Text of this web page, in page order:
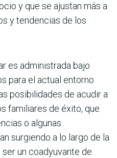
y que se ajustan más a
y tendencias de los
es administrada bajo
para el actual entorno
posibilidades de acudir a
familiares de éxito, que
o algunas
surgiendo a lo largo de la
un coadyuvante de